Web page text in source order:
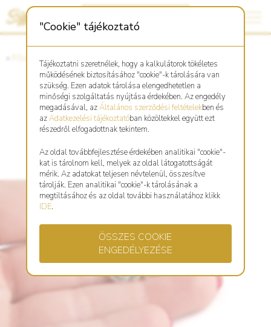
"Cookie" tájékoztató
Tájékoztatni szeretnélek, hogy a kalkulátorok tökéletes
működésének biztosításához "cookie"-k tárolására van
szükség. Ezen adatok tárolása elengedhetetlen a
minőségi szolgáltatás nyújtása érdekében. Az engedély
megadásával, azÁltalános szerződési feltételekben és
azAdatkezelési tájékoztatóban közöltekkel együtt ezt
részedről elfogadottnak tekintem.
Az oldal továbbfejlesztése érdekében analitikai "cookie"-
kat is tárolnom kell, melyek az oldal látogatottságát
mérik. Az adatokat teljesen névtelenül, összesítve
tárolják. Ezen analitikai "cookie"-k tárolásának a
megtiltásához és az oldal további használatához klikk
IDE.
ÖSSZES COOKIE
ENGEDÉLYEZÉSE
Főoldal«Asztro Shop
Bizsu Sárkány medál